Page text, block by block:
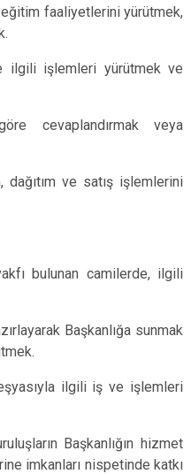
faaliyetlerini yürütmek,
ilgili işlemleri yürütmek ve
cevaplandırmak veya
dağıtım ve satış işlemlerini
bulunan camilerde, ilgili
Başkanlığa sunmak
ilgili iş ve işlemleri
Başkanlığın hizmet
imkanları nispetinde katkı